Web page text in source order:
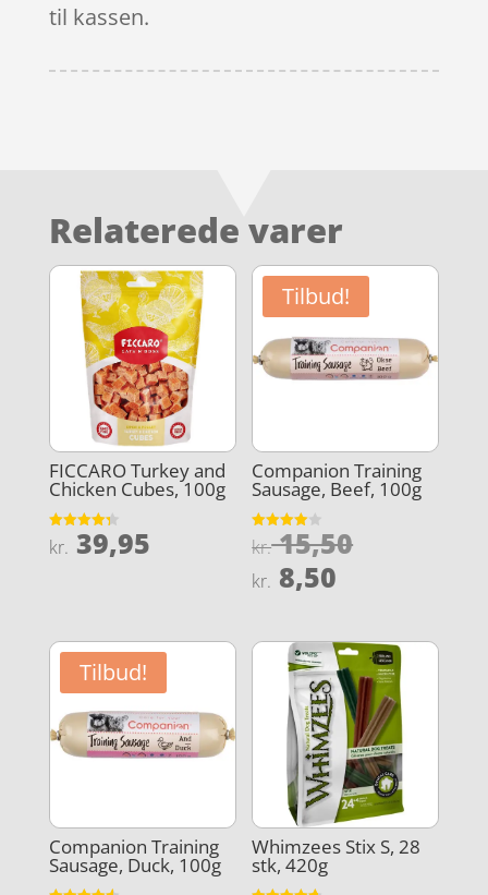
til kassen.
Relaterede varer
FICCARO Turkey and
Chicken Cubes, 100g
Vurderet
4.3
kr. 39,95
Tilbud!
Companion Training
Sausage, Beef, 100g
Vurderet
4
kr.15,50Den
kr. 15,50.
kr. 8,50
pris
er:
kr. 8,50.
Tilbud!
Companion Training
Sausage, Duck, 100g
Whimzees Stix S, 28
stk, 420g